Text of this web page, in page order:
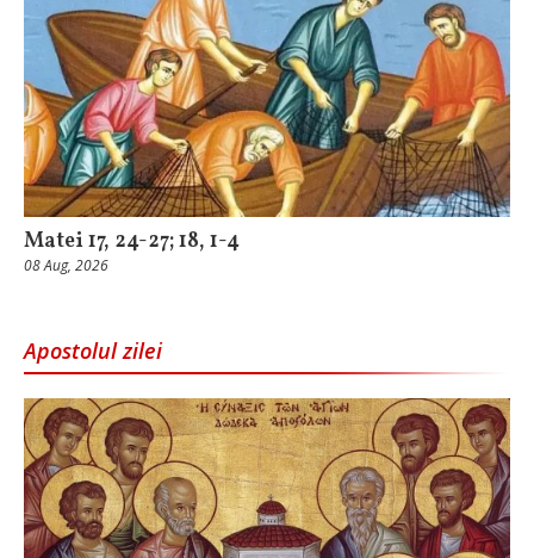
Matei 17, 24-27; 18, 1-4
08 Aug, 2026
Apostolul zilei